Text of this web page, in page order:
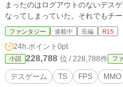
まったのはログアウトのないデス
なってしまっていた。それでもチ
に仇なすプレイヤーキラーたちを
がらも奮闘するアレン。そんな中
おどおどとした少女に、「仲間に
『ボーナスウェポン』と『ユニー
を頼りとした、アレンの長い名誉回復の戦いが始
にも掲載しています。
ファンタジー 連載中 長編 R15
24h.ポイント 0pt
小説 228,788 位 / 228,788件 フ
デスゲーム TS FPS MMO